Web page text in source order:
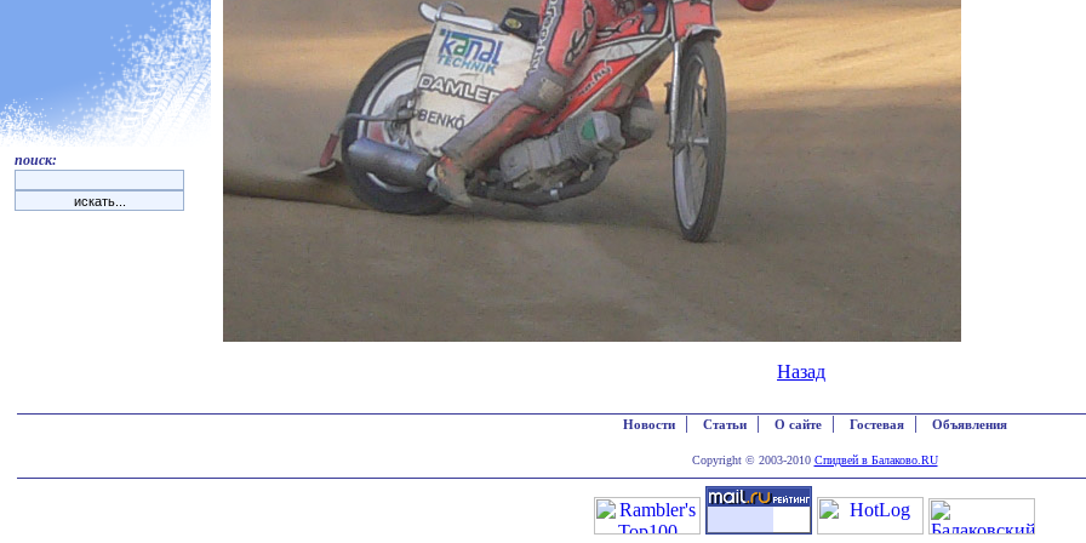
поиск:
Назад
Новости| Статьи| О сайте| Гостевая| Объявления
Copyright © 2003-2010 Спидвей в Балаково.RU